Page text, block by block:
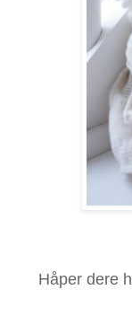
Håper dere